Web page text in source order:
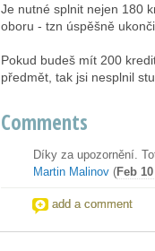
Je nutné splnit nejen 180
oboru - tzn úspěšně
Pokud budeš mít 200
předmět, tak jsi nesplnil
Comments
Díky za upozornění.
Martin Malinov (Feb
add a comment